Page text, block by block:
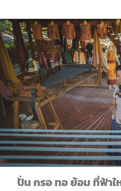
ปั่นกรอทอย้อม ที่ฟ้า